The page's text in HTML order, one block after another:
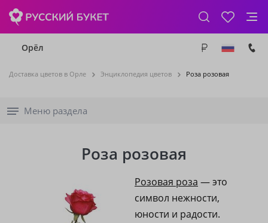
Орёл
Доставка цветов в Орле Энциклопедия цветов Роза розовая
Меню раздела
Роза розовая
Розовая роза — это
символ нежности,
юности и радости.